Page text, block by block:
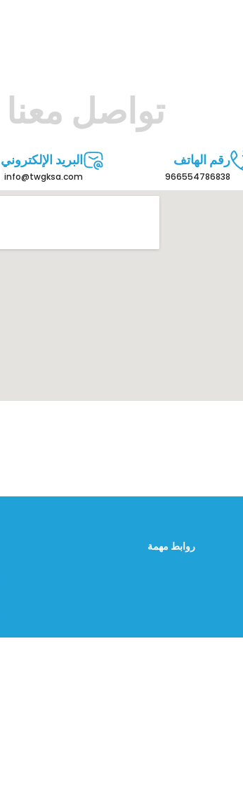
تواصل معنا
البريد الإلكتروني
info@twgksa.com
رقم الهاتف
966554786838
روابط مهمة